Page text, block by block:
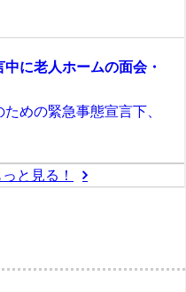
に老人ホームの面会・
めの緊急事態宣言下、
と見る！